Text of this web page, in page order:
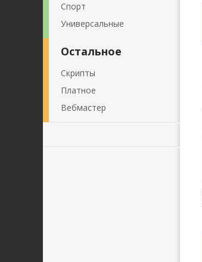
Спорт
Универсальные
Остальное
Скрипты
Платное
Вебмастер